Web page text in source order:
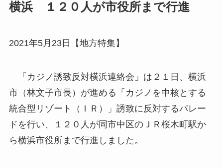
横浜 １２０人が市役所まで行進
2021年5月23日【地方特集】
「カジノ誘致反対横浜連絡会」は２１日、横浜
市（林文子市長）が進める「カジノを中核とする
統合型リゾート（ＩＲ）」誘致に反対するパレー
ドを行い、１２０人が同市中区のＪＲ桜木町駅か
ら横浜市役所まで行進しました。